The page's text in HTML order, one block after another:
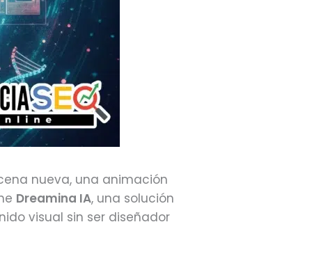
nueva, una animación
Dreamina IA, una solución
visual sin ser diseñador